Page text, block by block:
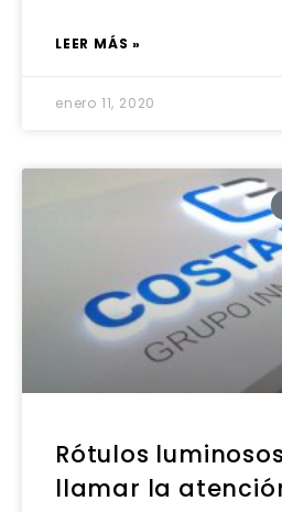
LEER MÁS »
enero 11, 2020
Rótulos
llamar la